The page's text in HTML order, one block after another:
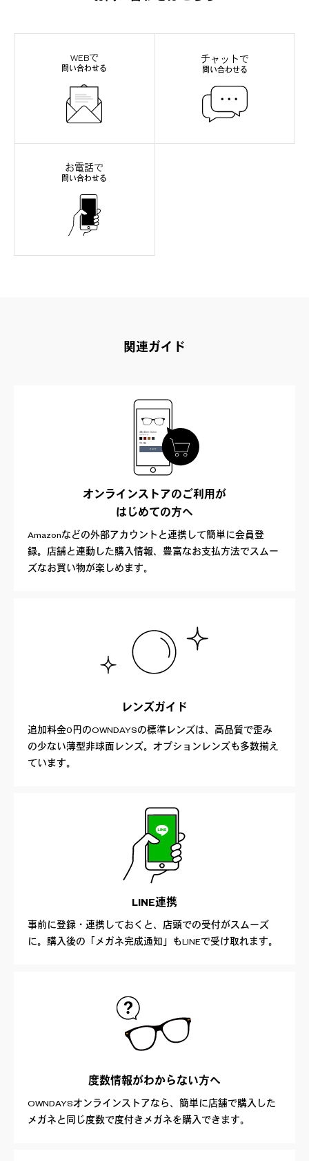
WEBで
問い合わせる
チャットで
問い合わせる
お電話で
問い合わせる
関連ガイド
オンラインストアのご利用が
はじめての方へ
Amazonなどの外部アカウントと連携して簡単に会員登
録。店舗と連動した購入情報、豊富なお支払方法でスムー
ズなお買い物が楽しめます。
レンズガイド
追加料金0円のOWNDAYSの標準レンズは、高品質で歪み
の少ない薄型非球面レンズ。オプションレンズも多数揃え
ています。
LINE連携
事前に登録・連携しておくと、店頭での受付がスムーズ
に。購入後の「メガネ完成通知」もLINEで受け取れます。
度数情報がわからない方へ
OWNDAYSオンラインストアなら、簡単に店舗で購入した
メガネと同じ度数で度付きメガネを購入できます。